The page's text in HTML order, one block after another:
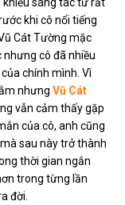
khi cô nổi tiếng
Cát Tường mặc
nhưng cô đã nhiều
chính mình. Vì
nhưngVũ Cát
vẫn cảm thấy gặp
của cô, anh cũng
sau này trở thành
thời gian ngắn
trong từng lần
đời.